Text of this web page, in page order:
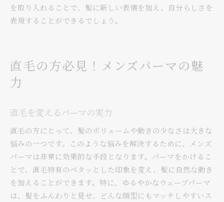
を取り入れることで、髪に新しい表情を加え、自分らしさを
表現することができるでしょう。
直毛の方必見！メンズパーマの魅
力
直毛を変えるパーマの実力
直毛の方にとって、髪のボリュームや動きの少なさは大きな
悩みの一つです。このような悩みを解決するために、メンズ
パーマは非常に効果的な手段となります。パーマをかけるこ
とで、直毛特有のペタッとした印象を変え、髪に自然な動き
を加えることができます。特に、ゆるやかなウェーブパーマ
は、髪をふんわりと見せ、どんな顔型にもマッチしやすいス